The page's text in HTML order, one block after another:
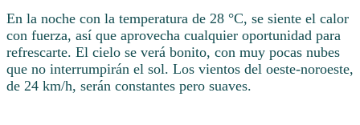
En la noche con la temperatura de 28 °C, se siente el calor
con fuerza, así que aprovecha cualquier oportunidad para
refrescarte. El cielo se verá bonito, con muy pocas nubes
que no interrumpirán el sol. Los vientos del oeste-noroeste,
de 24 km/h, serán constantes pero suaves.